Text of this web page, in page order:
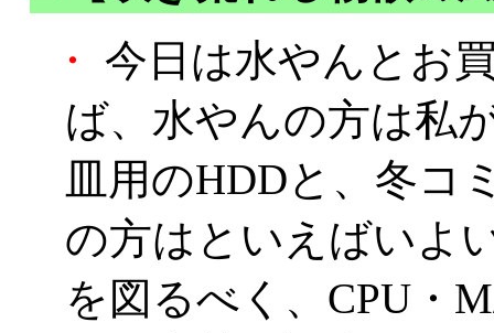
・
今日は水やんとお
ば、水やんの方は私
皿用のHDDと、冬コ
の方はといえばいよ
を図るべく、CPU・